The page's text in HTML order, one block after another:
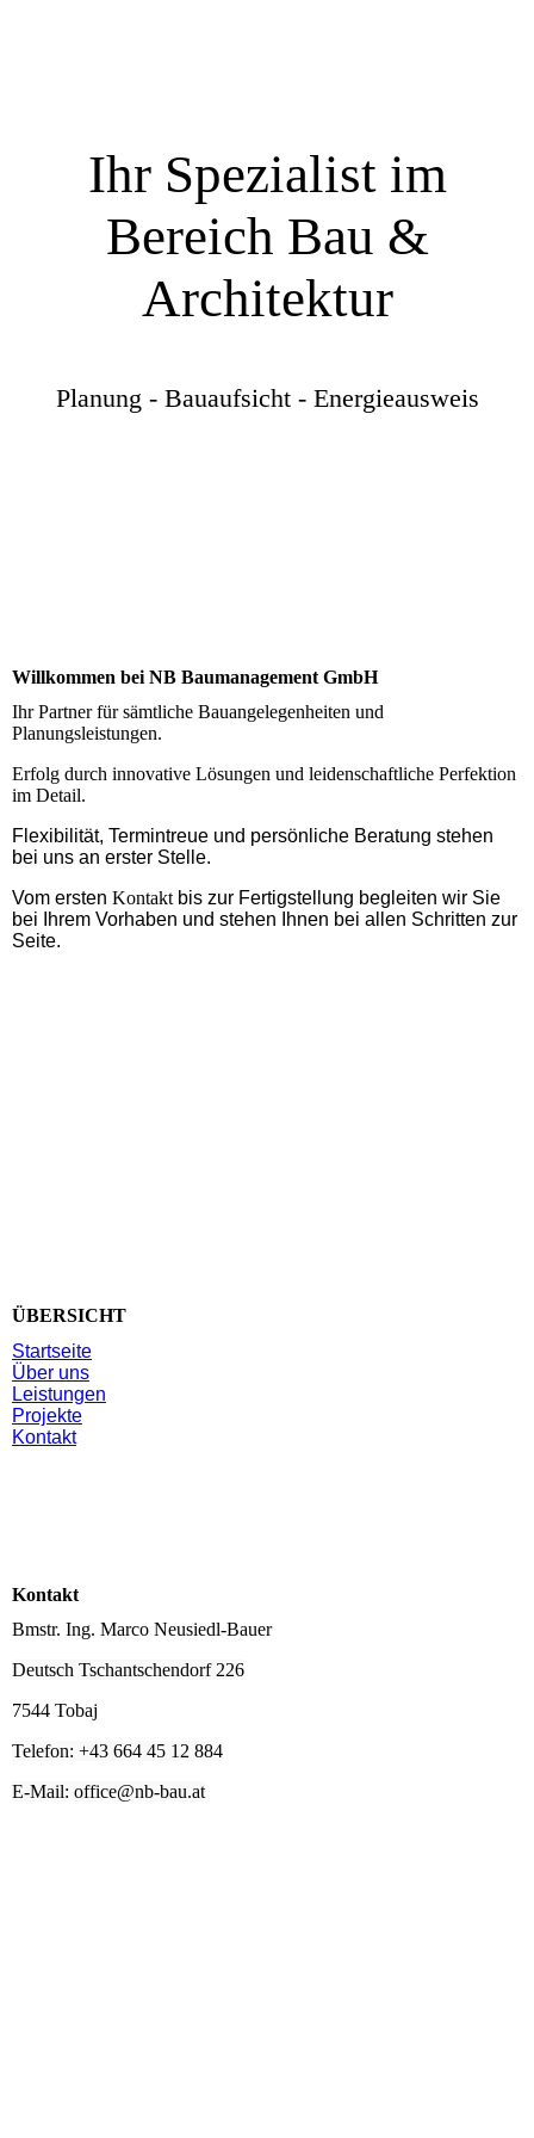
Ihr Spezialist im
Bereich Bau &
Architektur
Planung - Bauaufsicht - Energieausweis
Willkommen bei NB Baumanagement GmbH
Ihr Partner für sämtliche Bauangelegenheiten und
Planungsleistungen.
Erfolg durch innovative Lösungen und leidenschaftliche Perfektion
im Detail.
Flexibilität, Termintreue und persönliche Beratung stehen
bei uns an erster Stelle.
Vom ersten Kontakt bis zur Fertigstellung begleiten wir Sie
bei Ihrem Vorhaben und stehen Ihnen bei allen Schritten zur
Seite.
ÜBERSICHT
Startseite
Über uns
Leistungen
Projekte
Kontakt
Kontakt
Bmstr. Ing. Marco Neusiedl-Bauer
Deutsch Tschantschendorf 226
7544 Tobaj
Telefon: +43 664 45 12 884
E-Mail: office@nb-bau.at